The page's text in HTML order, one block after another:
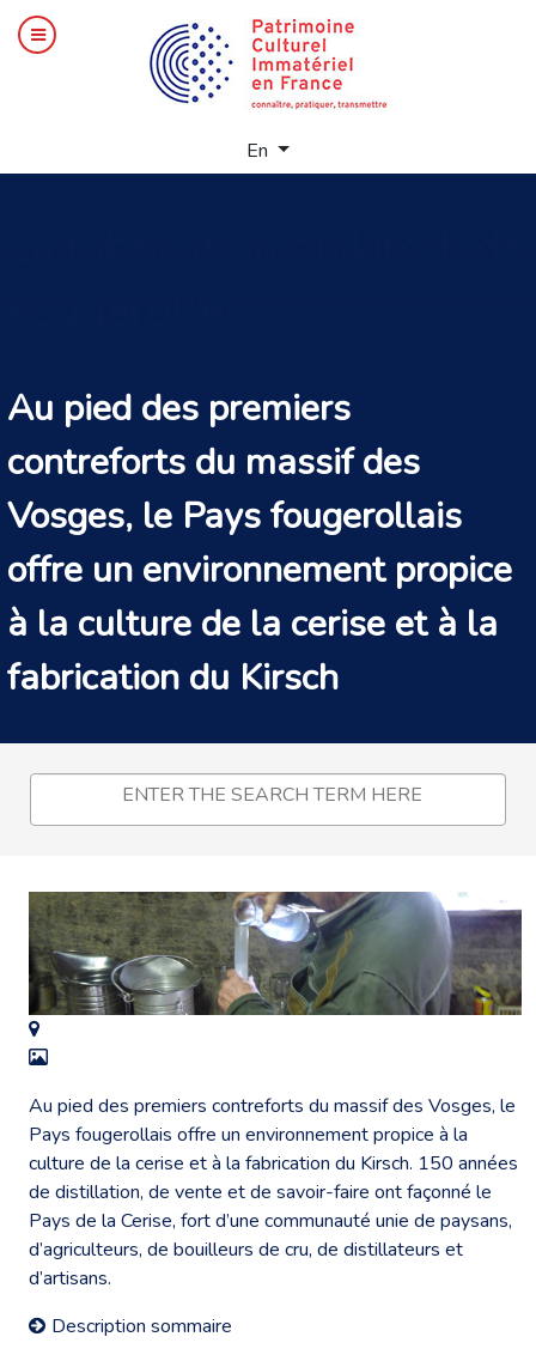
En
Au pied des premiers
contreforts du massif des
Vosges, le Pays fougerollais
offre un environnement propice
à la culture de la cerise et à la
fabrication du Kirsch
Au pied des premiers contreforts du massif des Vosges, le
Pays fougerollais offre un environnement propice à la
culture de la cerise et à la fabrication du Kirsch. 150 années
de distillation, de vente et de savoir-faire ont façonné le
Pays de la Cerise, fort d’une communauté unie de paysans,
d’agriculteurs, de bouilleurs de cru, de distillateurs et
d’artisans.
Description sommaire